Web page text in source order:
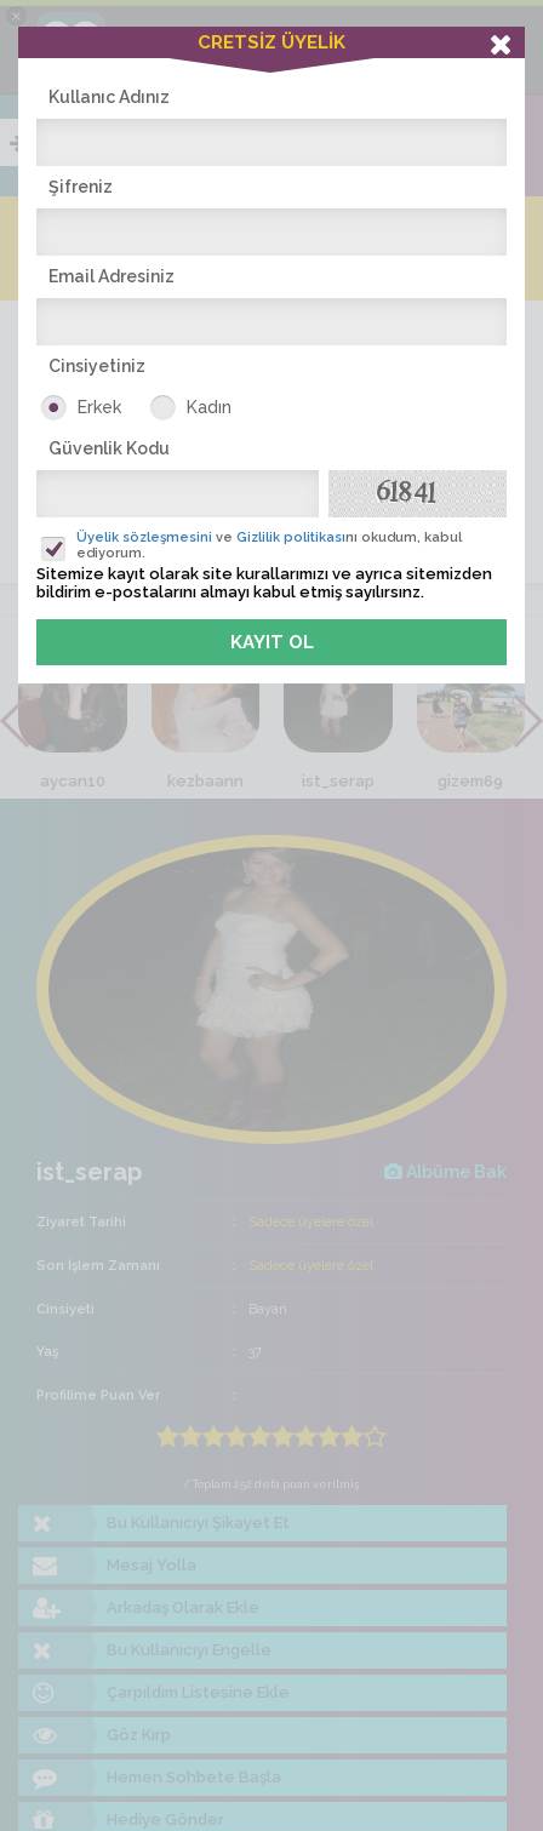
×
Ciddiask Uygulaması
+1 Hafta Gold Üyelik Kazan
Bedava - com.ciddi.ask
İNDİR
ÜYE ARA
VİTRİN
aycan10 kezbaann ist_serap gizem69
ist_serap Albüme Bak
Ziyaret Tarihi Sadece üyelere özel
Son İşlem Zamanı Sadece üyelere özel
Cinsiyeti Bayan
Yaş 37
Profilime Puan Ver
/ Toplam 252 defa puan verilmiş
Bu Kullanıcıyı Şikayet Et
Mesaj Yolla
Arkadaş Olarak Ekle
Bu Kullanıcıyı Engelle
Çarpıldım Listesine Ekle
Göz Kırp
Hemen Sohbete Başla
Hediye Gönder
CRETSİZ ÜYELİK
Kullanıc Adınız
Şifreniz
Email Adresiniz
Cinsiyetiniz
Erkek Kadın
Güvenlik Kodu
Üyelik sözleşmesini ve Gizlilik politikasını okudum, kabul
ediyorum.
Sitemize kayıt olarak site kurallarımızı ve ayrıca sitemizden
bildirim e-postalarını almayı kabul etmiş sayılırsınz.